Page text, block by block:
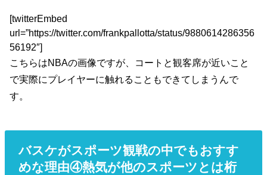
[twitterEmbed
url=”https://twitter.com/frankpallotta/status/9880614286356
56192″]
こちらはNBAの画像ですが、コートと観客席が近いこと
で実際にプレイヤーに触れることもできてしまうんで
す。
バスケがスポーツ観戦の中でもおすす
めな理由④熱気が他のスポーツとは桁